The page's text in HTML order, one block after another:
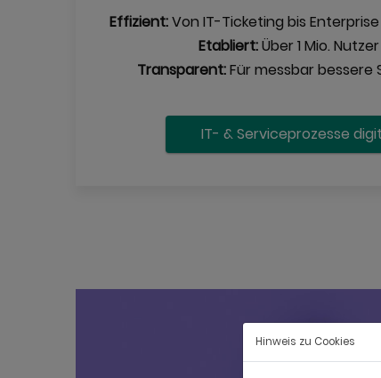
Effizient:Von IT-Ticketing bis
Etabliert:Über 1 Mio.
Transparent:Für messbar bessere
IT- & Serviceprozesse
Hinweis zu Cookies